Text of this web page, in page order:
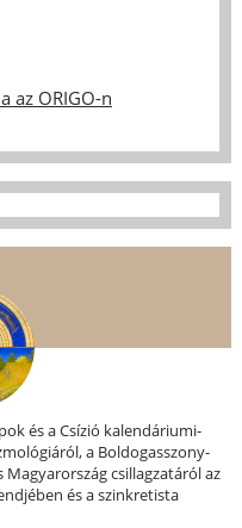
az ORIGO-n
és a Csízió kalendáriumi-
a Boldogasszony-
csillagzatáról az
és a szinkretista